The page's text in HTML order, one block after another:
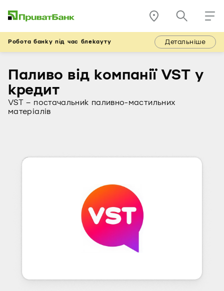
Робота банку під час блекауту Детальніше
Паливо від компанії VST у
кредит
VST – постачальник паливно-мастильних
матеріалів